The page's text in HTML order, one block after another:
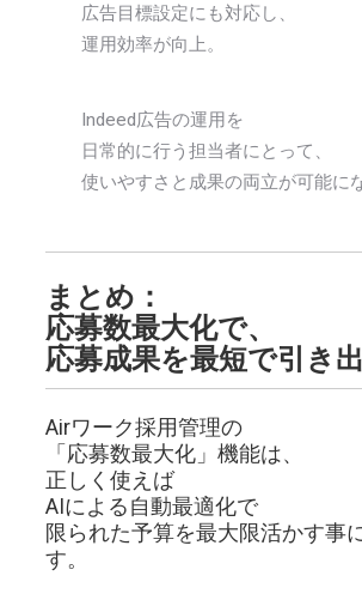
広告目標設定にも対応し、
運用効率が向上。
Indeed広告の運用を
日常的に行う担当者にとって、
使いやすさと成果の両立が可能にな
まとめ：
応募数最大化で、
応募成果を最短で引き
Airワーク採用管理の
「応募数最大化」機能は、
正しく使えば
AIによる自動最適化で
限られた予算を最大限活かす事
す。